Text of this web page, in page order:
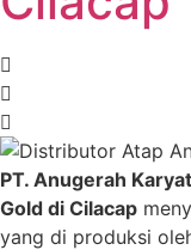
PT. Anugerah
Gold di Cilacap
yang di produksi